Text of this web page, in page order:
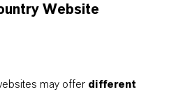
sowie die dazugehörigen
Bildmaterial zu LANXESS stehen
Website
may offer different